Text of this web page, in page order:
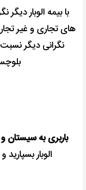
با بیمه الوبار دیگر
های تجاری و غیر
نگرانی دیگر
باربری به سیستان
الوبار بسپارید